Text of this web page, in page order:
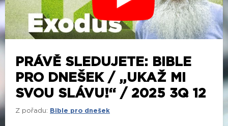
PRÁVĚ SLEDUJETE: BIBLE
PRO DNEŠEK / „UKAŽ MI
SVOU SLÁVU!“ / 2025 3Q 12
Z pořadu: Bible pro dnešek